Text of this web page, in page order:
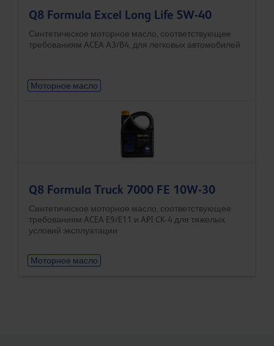
Q8 Formula Excel Long Life 5W-40
Синтетическое моторное масло, соответствующее
требованиям ACEA A3/B4, для легковых автомобилей
Моторное масло
Q8 Formula Truck 7000 FE 10W-30
Синтетическое моторное масло, соответствующее
требованиям ACEA E9/E11 и API CK-4 для тяжелых
условий эксплуатации
Моторное масло